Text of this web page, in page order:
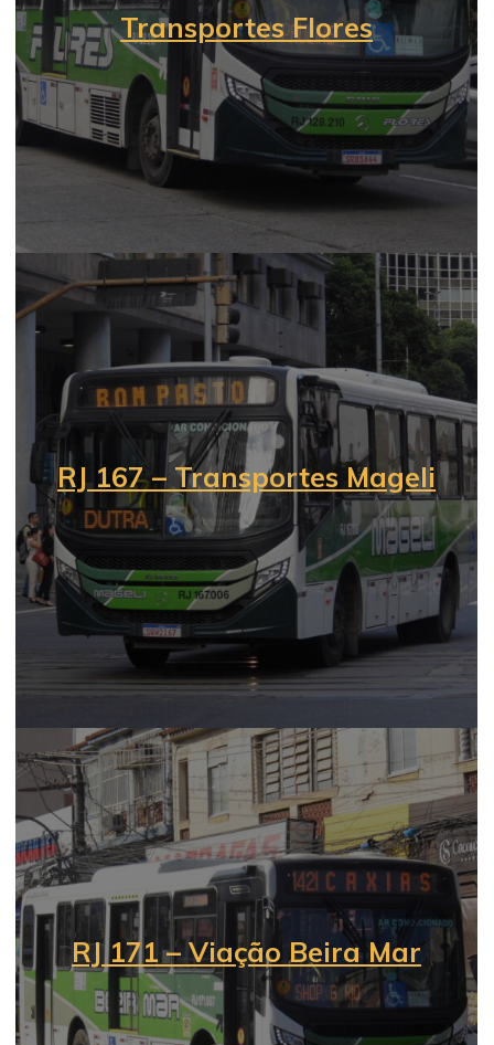
Transportes Flores
RJ 167 – Transportes Mageli
RJ 171 – Viação Beira Mar